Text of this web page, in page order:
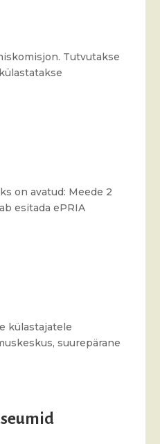
Tutvutakse
on avatud: Meede 2
esitada ePRIA
külastajatele
suurepärane